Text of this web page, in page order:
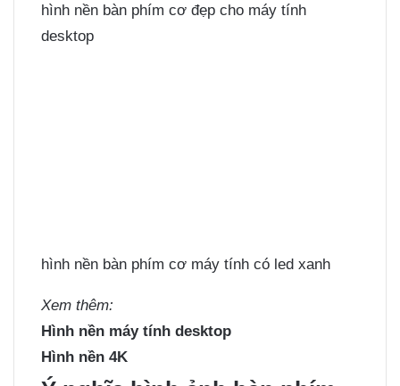
hình nền bàn phím cơ đẹp cho máy tính
desktop
hình nền bàn phím cơ máy tính có led xanh
Xem thêm:
Hình nền máy tính desktop
Hình nền 4K